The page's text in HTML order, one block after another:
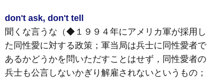
don't ask, don't tell
聞くな言うな（◆１９９４年にアメリカ軍が採用し
た同性愛に対する政策；軍当局は兵士に同性愛者で
あるかどうかを問いただすことはせず，同性愛者の
兵士も公言しないかぎり解雇されないというもの；